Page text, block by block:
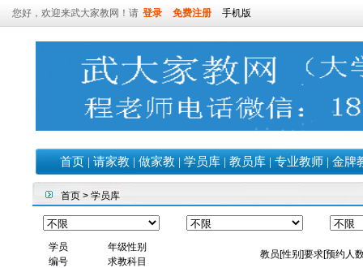
您好，欢迎来武大家教网！请 登录 免费注册 手机版
首页 | 请家教 | 做家教 | 学员库 | 教员库 | 专业教师 | 金牌
首页 > 学员库
学员
编号
年级性别
求教科目
教员[性别]要求[预约人